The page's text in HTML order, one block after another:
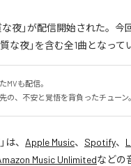
な夜」が配信開始された。
な夜」を含む全1曲となって
MVも配信。
の、不安と覚悟を背負ったチューン。
」は、 Apple Music、 Spotify、
Music Unlimitedなどの